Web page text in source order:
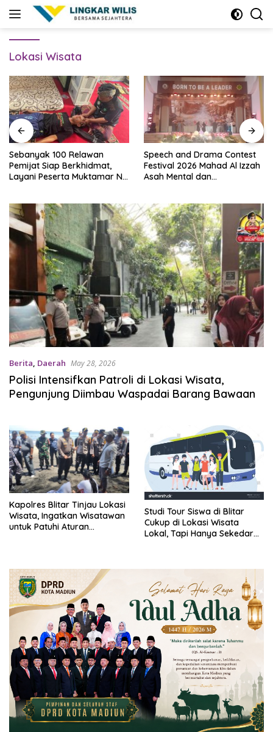
Lokasi Wisata
Sebanyak 100 Relawan
Pemijat Siap Berkhidmat,
Layani Peserta Muktamar NU
Speech and Drama Contest
Festival 2026 Mahad Al Izzah
Asah Mental dan
Berita, Daerah May 28, 2026
Polisi Intensifkan Patroli di Lokasi Wisata,
Pengunjung Diimbau Waspadai Barang Bawaan
Kapolres Blitar Tinjau Lokasi
Wisata, Ingatkan Wisatawan
untuk Patuhi Aturan
Studi Tour Siswa di Blitar
Cukup di Lokasi Wisata
Lokal, Tapi Hanya Sekedar